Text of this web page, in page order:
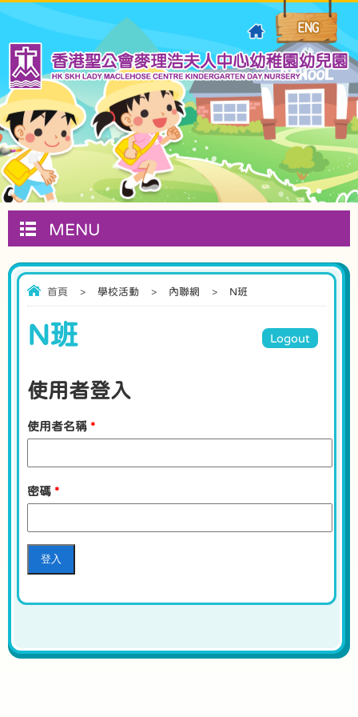
MENU
首頁 > 學校活動 > 內聯網 > N班
Logout
N班
使用者登入
使用者名稱 *
密碼 *